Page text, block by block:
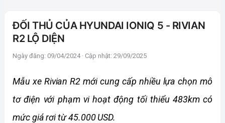
ĐỐI THỦ CỦA HYUNDAI IONIQ 5 - RIVIAN
R2 LỘ DIỆN
Ngày đăng: 09/04/2024 · Cập nhật: 29/09/2025
Mẫu xe Rivian R2 mới cung cấp nhiều lựa chọn mô
tơ điện với phạm vi hoạt động tối thiểu 483km có
mức giá rơi từ 45.000 USD.